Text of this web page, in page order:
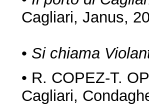
Cagliari, Janus,
• Si chiama
• R. COPEZ-T.
Cagliari,